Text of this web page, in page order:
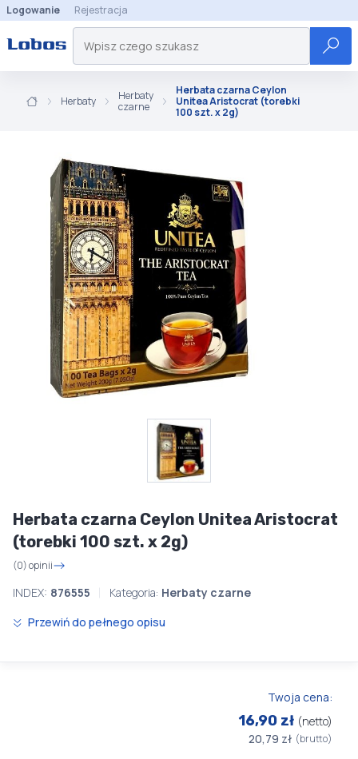
Logowanie Rejestracja
Herbaty
Herbaty
czarne
Herbata czarna Ceylon
Unitea Aristocrat (torebki
100 szt. x 2g)
Herbata czarna Ceylon Unitea Aristocrat
(torebki 100 szt. x 2g)
(0) opinii
INDEX: 876555 Kategoria: Herbaty czarne
Przewiń do pełnego opisu
Twoja cena:
16,90 zł (netto)
20,79 zł (brutto)